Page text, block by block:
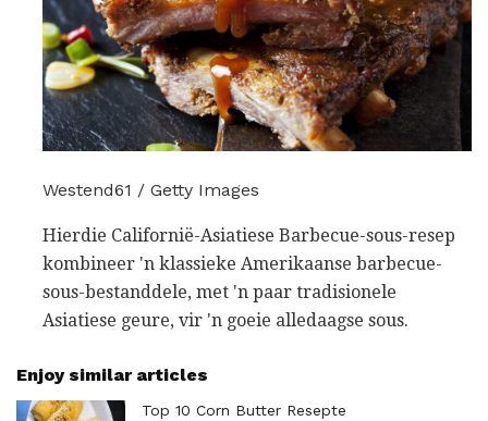
Westend61 / Getty Images
Hierdie Californië-Asiatiese Barbecue-sous-resep
kombineer 'n klassieke Amerikaanse barbecue-
sous-bestanddele, met 'n paar tradisionele
Asiatiese geure, vir 'n goeie alledaagse sous.
Enjoy similar articles
Top 10 Corn Butter Resepte